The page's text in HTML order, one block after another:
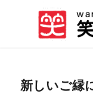
新しいご縁